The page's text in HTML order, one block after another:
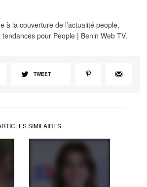
à la couverture de l’actualité people,
pour People | Benin Web TV.
TWEET
SIMILAIRES